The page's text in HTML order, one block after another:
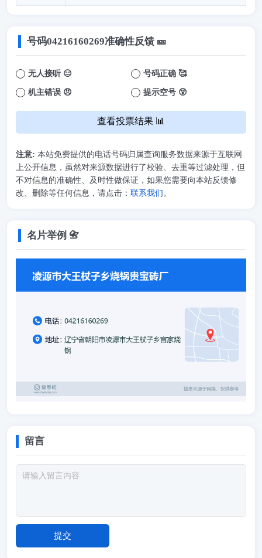
号码04216160269准确性反馈 🎫
无人接听 😑 号码正确 🥰
机主错误 😠 提示空号 😲
查看投票结果 📊
注意: 本站免费提供的电话号码归属查询服务数据来源于互联网
上公开信息，虽然对来源数据进行了校验、去重等过滤处理，但
不对信息的准确性、及时性做保证，如果您需要向本站反馈修
改、删除等任何信息，请点击： 联系我们 。
名片举例 📇
留言